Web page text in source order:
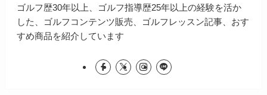
ゴルフ歴30年以上、ゴルフ指導歴25年以上の経験を活か
した、ゴルフコンテンツ販売、ゴルフレッスン記事、おす
すめ商品を紹介しています